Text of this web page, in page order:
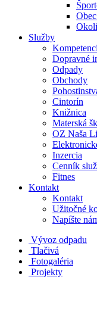
Služby
Dopravné
Odpady
Obchody
Cintorín
Knižnica
Materská
OZ Naša
Inzercia
Cenník
Fitnes
Kontakt
Kontakt
Užitočné
Napíšte
Vývoz odpadu
Tlačivá
Fotogaléria
Projekty